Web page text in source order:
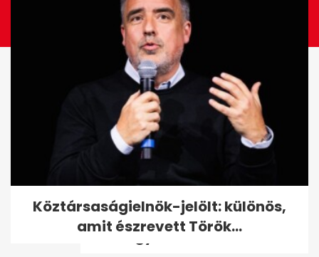
Egy idős asszony 40 milliót
hagyott a gondozójára,
csakhogy két...
Köztársaságielnök-jelölt: különös,
amit észrevett Török...